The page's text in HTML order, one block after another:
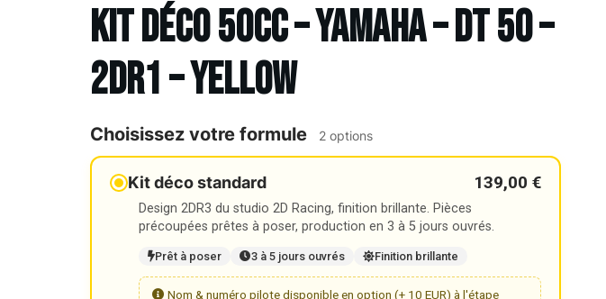
Kit déco 50cc – YAMAHA – DT 50 –
2DR1 – YELLOW
Choisissez votre formule 2 options
Kit déco standard 139,00 €
Design 2DR3 du studio 2D Racing, finition brillante. Pièces
précoupées prêtes à poser, production en 3 à 5 jours ouvrés.
Prêt à poser 3 à 5 jours ouvrés Finition brillante
Nom & numéro pilote disponible en option (+ 10 EUR) à l'étape